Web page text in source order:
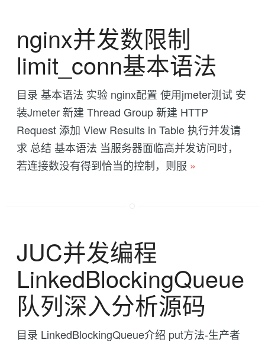
nginx并发数限制
limit_conn基本语法
目录 基本语法 实验 nginx配置 使用jmeter测试 安
装Jmeter 新建 Thread Group 新建 HTTP
Request 添加 View Results in Table 执行并发请
求 总结 基本语法 当服务器面临高并发访问时，
若连接数没有得到恰当的控制，则服 »
JUC并发编程
LinkedBlockingQueue
队列深入分析源码
目录 LinkedBlockingQueue介绍 put方法-生产者